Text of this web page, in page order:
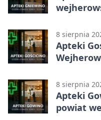
8 sierpnia
Apteki
8 sierpnia
Apteki
powiat